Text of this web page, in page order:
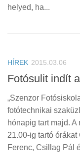
helyed, ha...
HÍREK 2015.03.06
Fotósulit indít
„Szenzor
fotótechnikai
hónapig tart majd.
21.00-ig tartó
Ferenc, Csillag Pál